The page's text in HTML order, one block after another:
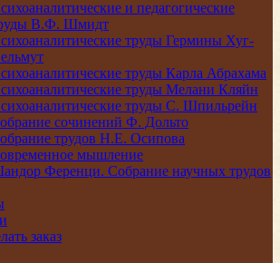
и педагогические
В.Ф. Шмидт
труды Гермины Хуг-
труды Карла Абрахама
труды Мелани Кляйн
труды С. Шпильрейн
сочинений Ф. Дольто
трудов Н.Е. Осипова
мышление
Ференци. Собрание научных трудов
заказ